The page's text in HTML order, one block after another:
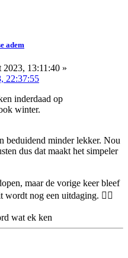
adem
2023, 13:11:40 »
22:37:55
inderdaad op
winter.
beduidend minder lekker. Nou
dus dat maakt het simpeler
maar de vorige keer bleef
wordt nog een uitdaging. 🤷‍♀️
wat ek ken